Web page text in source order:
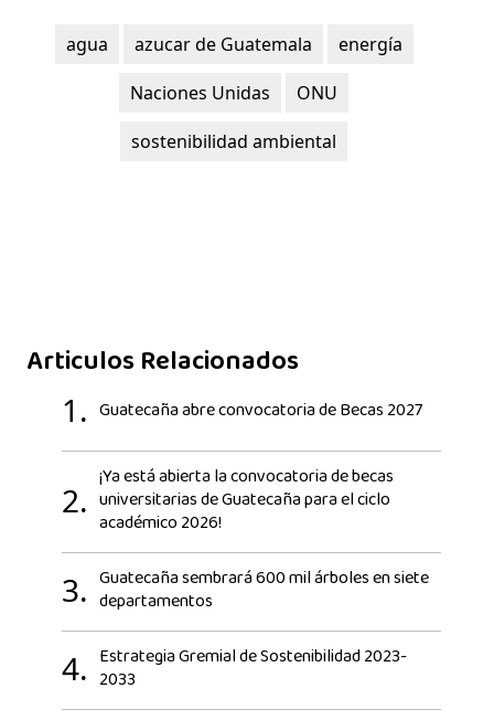
agua azucar de Guatemala
energía
Naciones Unidas
ONU
sostenibilidad ambiental
Articulos Relacionados
1. Guatecaña abre convocatoria de Becas 2027
2.
¡Ya está abierta la convocatoria de becas
universitarias de Guatecaña para el ciclo
académico 2026!
3. Guatecaña sembrará 600 mil árboles en siete
departamentos
4. Estrategia Gremial de Sostenibilidad 2023-
2033